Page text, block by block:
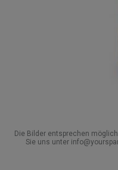
Die Bilder entsprechen
Sie uns unter